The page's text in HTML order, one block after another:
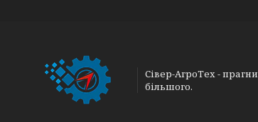
Сівер-АгроТех - прагни
більшого.